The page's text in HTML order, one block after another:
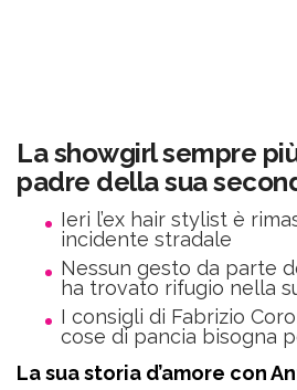
La showgirl sempre
padre della sua
Ieri l’ex hair stylist è
incidente stradale
Nessun gesto da parte
ha trovato rifugio nella
I consigli di Fabrizio
cose di pancia bisogna
La sua storia d’amore con